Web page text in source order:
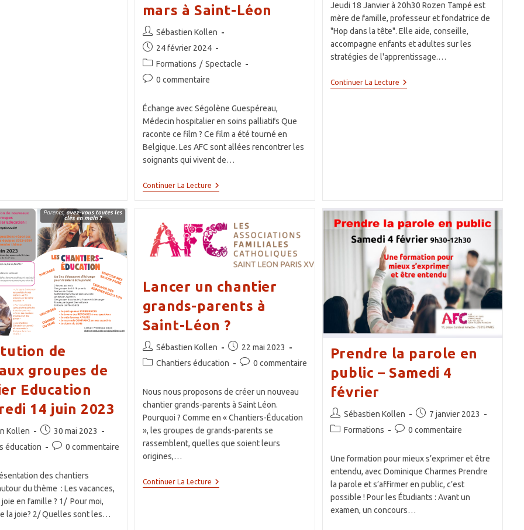
mars à Saint-Léon
Auteur/autrice
de
publication :
Sébastien Kollen
Publication
publiée :
24 février 2024
Post
category:
Formations / Spectacle
Commentaires
la
publication :
0 commentaire
Échange avec Ségolène Guespéreau,
Médecin hospitalier en soins palliatifs Que
raconte ce film ? Ce film a été tourné en
Belgique. Les AFC sont allées rencontrer les
soignants qui vivent de…
Continuer La LectureProjection
De
L’euthanasie »
Le
14
Mars
Saint-
Léon
publication :
Jeudi 18 Janvier à 20h30 Rozen Tampé est
mère de famille, professeur et fondatrice de
"Hop dans la tête". Elle aide, conseille,
accompagne enfants et adultes sur les
stratégies de l'apprentissage.…
Continuer La LectureRéussir,
de
groupes de
Education
14 juin 2023
Kollen
Publication
publiée :
30 mai 2023
éducation
Commentaires
0 commentaire
des chantiers
du thème : Les vacances,
en famille ? 1/ Pour moi,
la joie? 2/ Quelles sont les…
Lancer un chantier
grands-parents à
Saint-Léon ?
Auteur/autrice
de
Sébastien Kollen
Publication
publiée :
22 mai 2023
PostChantiers éducation
Commentaires
la
publication :
0 commentaire
Nous nous proposons de créer un nouveau
chantier grands-parents à Saint Léon.
Pourquoi ? Comme en « Chantiers-Éducation
», les groupes de grands-parents se
rassemblent, quelles que soient leurs
origines,…
Continuer La LectureLancer
Prendre la parole en
public – Samedi 4
février
Auteur/autrice
de
Sébastien Kollen
Publication
publiée :
7 janvier 2023
PostFormations
Commentaires
publication :
0 commentaire
Une formation pour mieux s’exprimer et être
entendu, avec Dominique Charmes Prendre
la parole et s’affirmer en public, c’est
possible ! Pour les Étudiants : Avant un
examen, un concours…